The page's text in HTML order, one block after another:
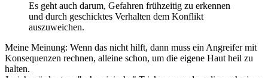
Es geht auch darum, Gefahren frühzeitig zu erkennen
und durch geschicktes Verhalten dem Konflikt
auszuweichen.
Meine Meinung: Wenn das nicht hilft, dann muss ein Angreifer mit
Konsequenzen rechnen, alleine schon, um die eigene Haut heil zu
halten.